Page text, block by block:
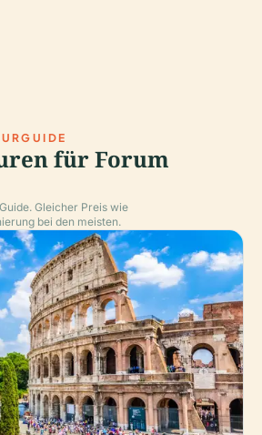
für Forum
Gleicher Preis wie
bei den meisten.